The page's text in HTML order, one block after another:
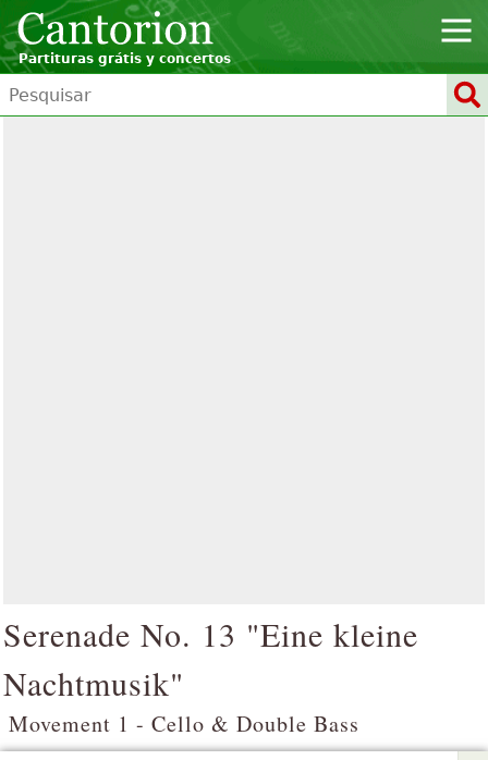
Partituras grátis y concertos
Serenade No. 13 "Eine kleine
Nachtmusik"
Movement 1 - Cello & Double Bass